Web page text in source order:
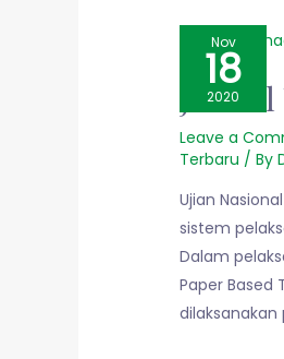
Nov
18
2020
Leave a
Terbaru / By
Ujian
sistem
Dalam
Paper Based